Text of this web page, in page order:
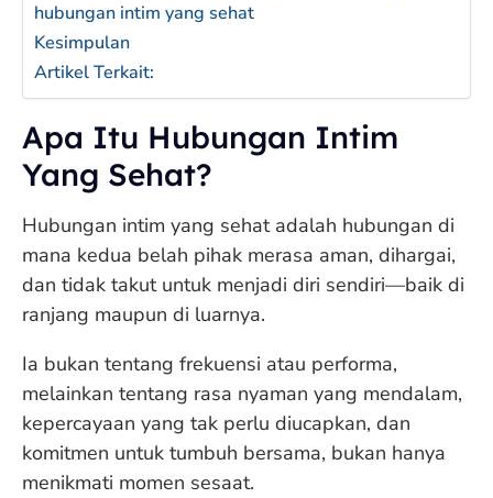
hubungan intim yang sehat
Kesimpulan
Artikel Terkait:
Apa Itu Hubungan Intim
Yang Sehat?
Hubungan intim yang sehat adalah hubungan di
mana kedua belah pihak merasa aman, dihargai,
dan tidak takut untuk menjadi diri sendiri—baik di
ranjang maupun di luarnya.
Ia bukan tentang frekuensi atau performa,
melainkan tentang rasa nyaman yang mendalam,
kepercayaan yang tak perlu diucapkan, dan
komitmen untuk tumbuh bersama, bukan hanya
menikmati momen sesaat.